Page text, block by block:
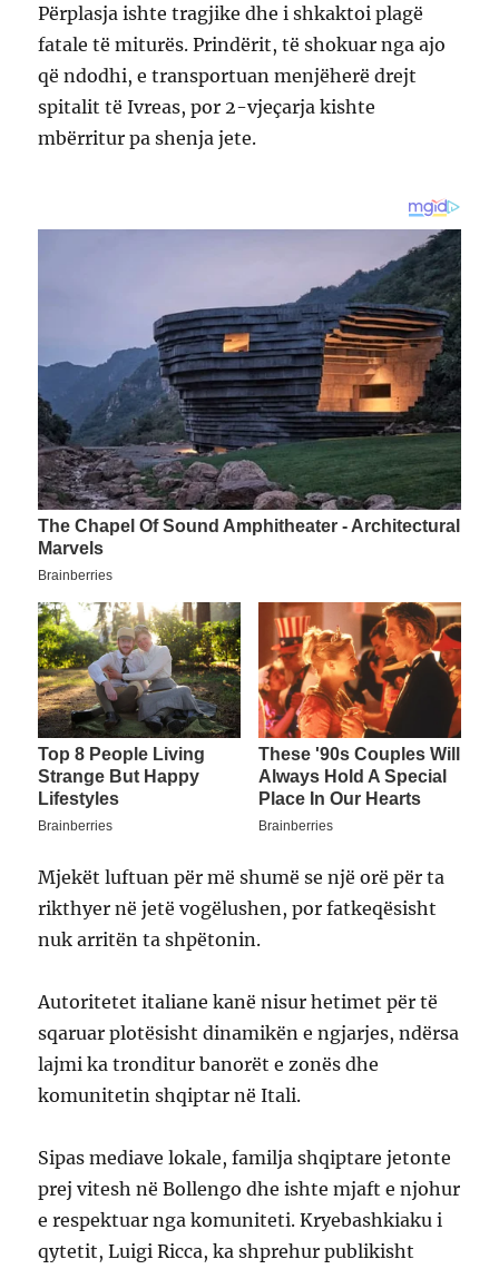
Përplasja ishte tragjike dhe i shkaktoi plagë
fatale të miturës. Prindërit, të shokuar nga ajo
që ndodhi, e transportuan menjëherë drejt
spitalit të Ivreas, por 2-vjeçarja kishte
mbërritur pa shenja jete.
Mjekët luftuan për më shumë se një orë për ta
rikthyer në jetë vogëlushen, por fatkeqësisht
nuk arritën ta shpëtonin.
Autoritetet italiane kanë nisur hetimet për të
sqaruar plotësisht dinamikën e ngjarjes, ndërsa
lajmi ka tronditur banorët e zonës dhe
komunitetin shqiptar në Itali.
Sipas mediave lokale, familja shqiptare jetonte
prej vitesh në Bollengo dhe ishte mjaft e njohur
e respektuar nga komuniteti. Kryebashkiaku i
qytetit, Luigi Ricca, ka shprehur publikisht